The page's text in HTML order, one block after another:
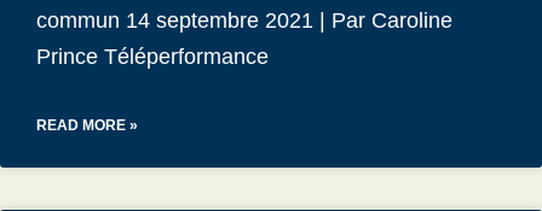
commun 14 septembre 2021 | Par Caroline
Prince Téléperformance
READ MORE »